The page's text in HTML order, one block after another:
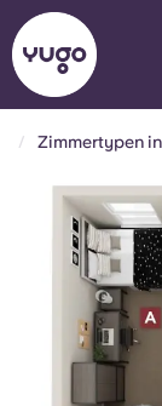
Über uns
Standorte
Mehr
Zimmertypen